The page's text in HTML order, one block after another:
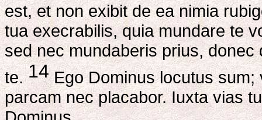
est, et non exibit de ea nimia
tua execrabilis, quia mundare te
sed nec mundaberis prius,
te.14Ego Dominus locutus sum;
parcam nec placabor. Iuxta vias